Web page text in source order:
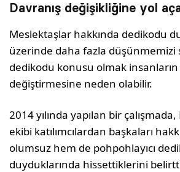
Davranış değişikliğine yol
Meslektaşlar hakkında dedikodu
üzerinde daha fazla düşünmemizi
dedikodu konusu olmak insanların
değiştirmesine neden olabilir.
2014 yılında yapılan bir
ekibi katılımcılardan başkaları
olumsuz hem de pohpohlayıcı
duyduklarında hissettiklerini